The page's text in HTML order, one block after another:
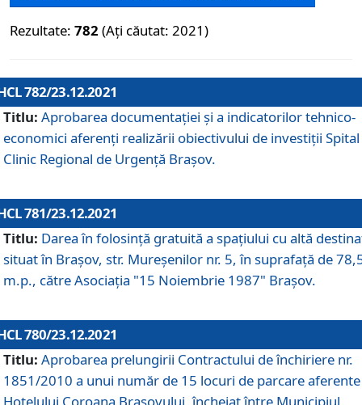
Rezultate: 782 (Ați căutat: 2021)
782/23.12.2021
Titlu: Aprobarea documentației și a indicatorilor tehnico-
economici aferenți realizării obiectivului de investiții Spital
Clinic Regional de Urgență Brașov.
781/23.12.2021
Titlu: Darea în folosinţă gratuită a spaţiului cu altă
situat în Braşov, str. Mureşenilor nr. 5, în suprafaţă de
m.p., către Asociaţia "15 Noiembrie 1987" Braşov.
780/23.12.2021
Titlu: Aprobarea prelungirii Contractului de închiriere nr.
1851/2010 a unui număr de 15 locuri de parcare aferente